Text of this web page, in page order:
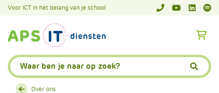
Voor ICT in het belang van je school
Zoeken:
A
s
.
F
Over ons